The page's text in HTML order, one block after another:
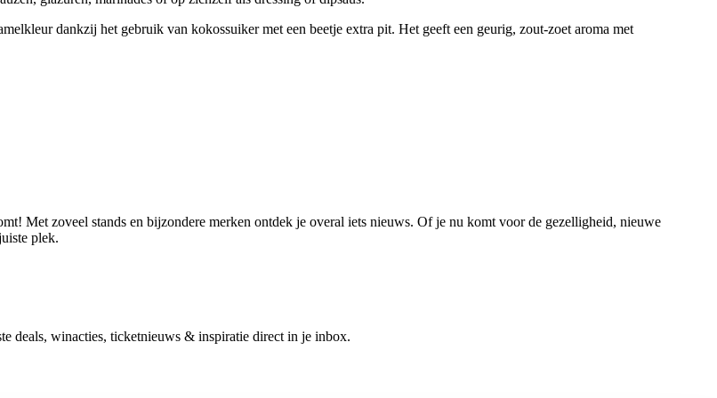
dankzij het gebruik van kokossuiker met een beetje extra pit. Het geeft een geurig, zout-zoet aroma met
Met zoveel stands en bijzondere merken ontdek je overal iets nieuws. Of je nu komt voor de gezelligheid, nieuwe
plek.
deals, winacties, ticketnieuws & inspiratie direct in je inbox.